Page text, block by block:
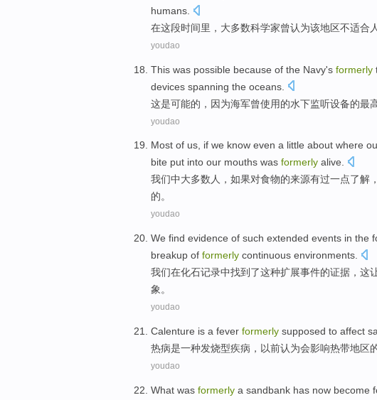
humans
在这段时间里， 大多数科学家曾认为该地区不适合
youdao
This was possible because of the Navy's formerly
devices spanning the oceans
这是可能的 ， 因为海军曾使用的水下监听设备的最
youdao
Most of us, if we know even a little about where
bite put into our mouths was formerly alive.
我们中大多数人， 如果对食物的来源有过一点了解
的。
youdao
We find evidence of such extended events in the
breakup of formerly continuous environments
我们在化石记录中找到 了这种扩展事件的证据 ， 这
象。
youdao
Calenture is a fever formerly supposed to affect
热病是一种发烧型疾病， 以前认为会影响热带地区
youdao
What was formerly a sandbank has now become